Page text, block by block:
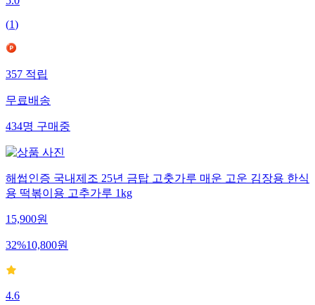
5.0
(1)
357적립
무료배송
434명구매중
해썹인증 국내제조 25년 금탑 고춧가루 매운 고운 김장용 한식
용 떡볶이용 고추가루 1kg
15,900원
32%10,800원
4.6